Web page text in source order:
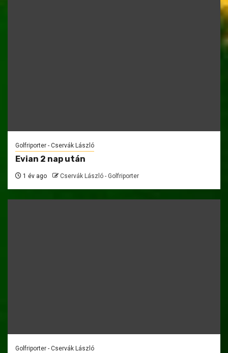
Golfriporter - Cservák László
Evian 2 nap után
1 év ago Cservák László - Golfriporter
Golfriporter - Cservák László